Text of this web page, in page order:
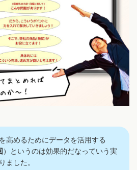
高めるためにデータを活用する
）というのは効果的だなっていう実
ました。